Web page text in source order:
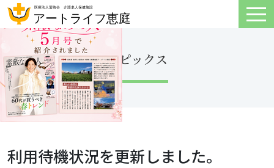
トピックス
利用待機状況を更新しました。